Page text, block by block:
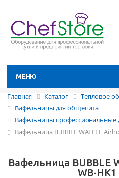
МЕНЮ
Главная Каталог
Тепловое
Вафельницы для общепита
Вафельницы профессиональные
Вафельница BUBBLE WAFFLE
Вафельница BUBBLE
WB-HK1